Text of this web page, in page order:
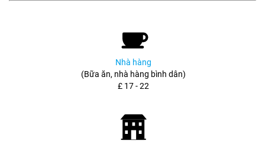
Nhà hàng
(Bữa ăn, nhà hàng bình dân)
£ 17 - 22